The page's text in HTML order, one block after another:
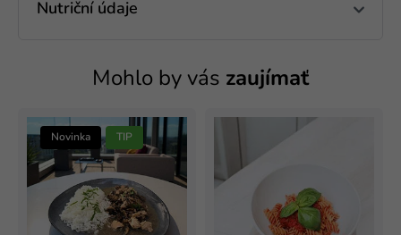
Nutriční údaje
Mohlo by vás zaujímať
Novinka TIP